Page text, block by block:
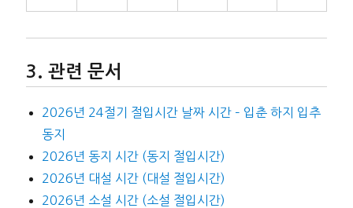
관련 문서
2026년 24절기 절입시간 날짜 시간 – 입춘 하지 입추
동지
2026년 동지 시간 (동지 절입시간)
2026년 대설 시간 (대설 절입시간)
2026년 소설 시간 (소설 절입시간)